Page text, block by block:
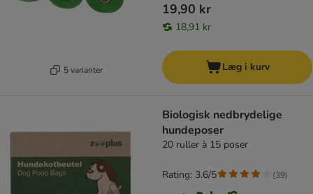
5 varianter
19,90 kr
18,91 kr
Læg i kurv
Biologisk nedbrydelige
hundeposer
20 ruller à 15 poser
Rating: 3.6/5 (39)